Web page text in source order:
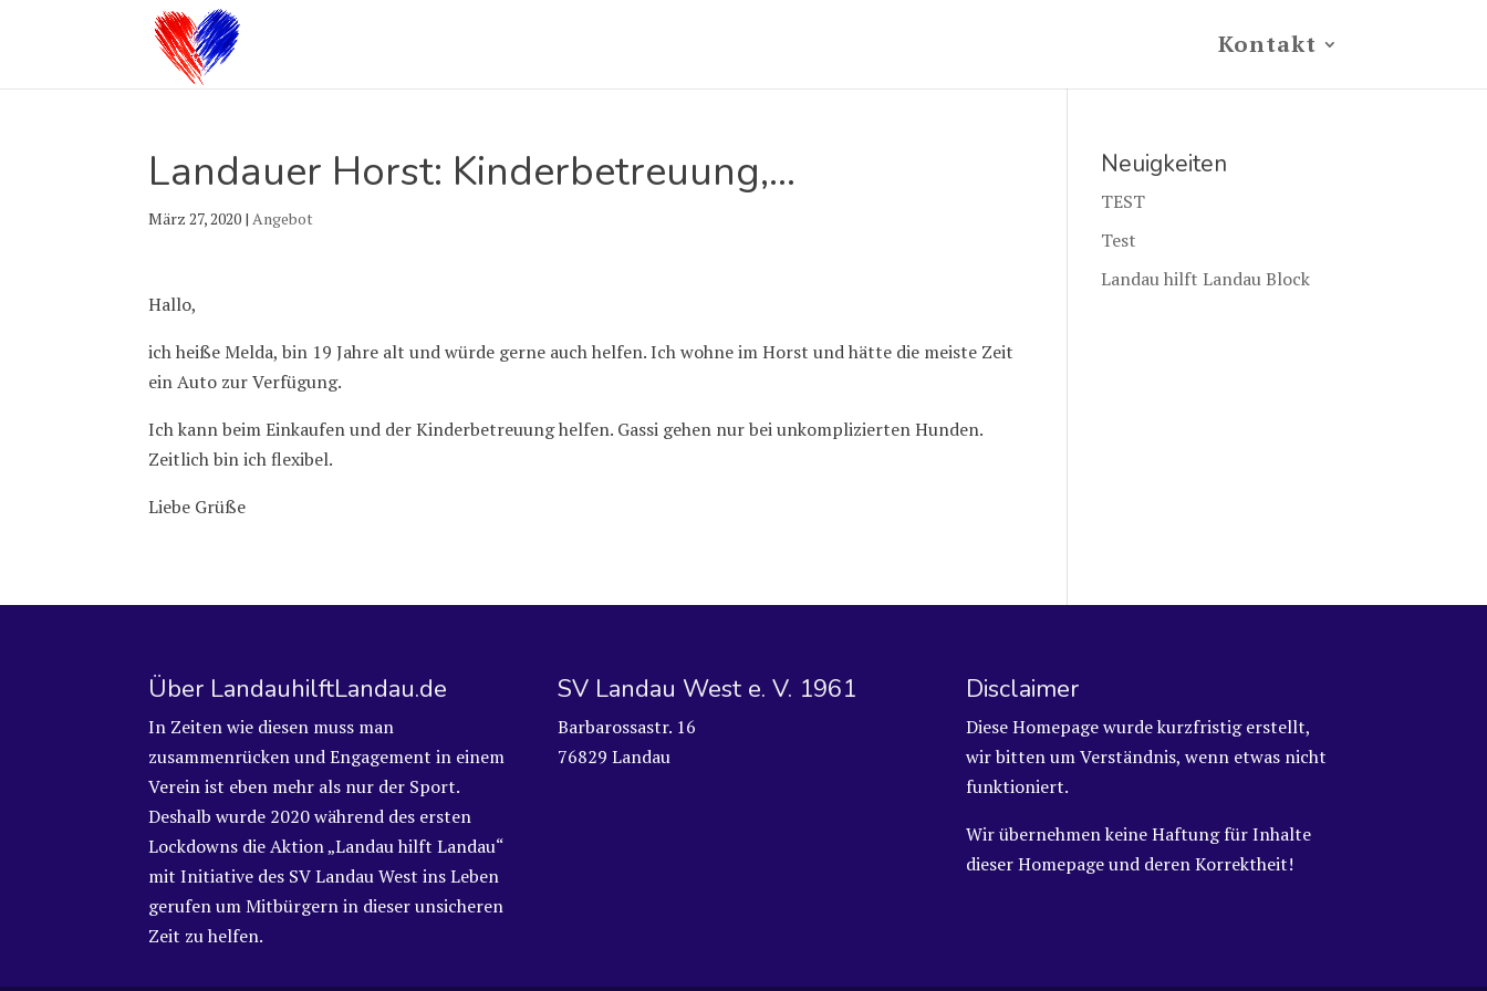
Kontakt
Landauer Horst: Kinderbetreuung,…
März 27, 2020 |Angebot
Hallo,
ich heiße Melda, bin 19 Jahre alt und würde gerne auch helfen. Ich wohne im Horst und hätte die meiste Zeit
ein Auto zur Verfügung.
Ich kann beim Einkaufen und der Kinderbetreuung helfen. Gassi gehen nur bei unkomplizierten Hunden.
Zeitlich bin ich flexibel.
Liebe Grüße
Neuigkeiten
TEST
Test
Landau hilft Landau Block
Über LandauhilftLandau.de
In Zeiten wie diesen muss man
zusammenrücken und Engagement in einem
Verein ist eben mehr als nur der Sport.
Deshalb wurde 2020 während des ersten
Lockdowns die Aktion „Landau hilft Landau“
mit Initiative des SV Landau West ins Leben
gerufen um Mitbürgern in dieser unsicheren
Zeit zu helfen.
SV Landau West e. V. 1961
Barbarossastr. 16
76829 Landau
Disclaimer
Diese Homepage wurde kurzfristig erstellt,
wir bitten um Verständnis, wenn etwas nicht
funktioniert.
Wir übernehmen keine Haftung für Inhalte
dieser Homepage und deren Korrektheit!